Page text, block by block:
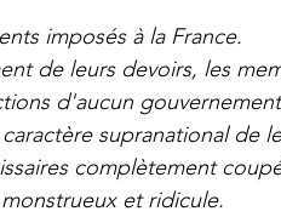
imposés à la France.
de leurs devoirs, les
d'aucun
supranational de
complètement
et ridicule.